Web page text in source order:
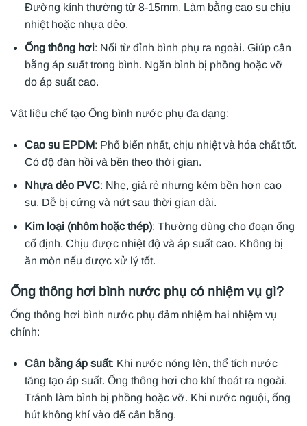
Đường kính thường từ 8-15mm. Làm bằng cao su chịu
nhiệt hoặc nhựa dẻo.
Ống thông hơi: Nối từ đỉnh bình phụ ra ngoài. Giúp cân
bằng áp suất trong bình. Ngăn bình bị phồng hoặc vỡ
do áp suất cao.
Vật liệu chế tạo Ống bình nước phụ đa dạng:
Cao su EPDM: Phổ biến nhất, chịu nhiệt và hóa chất tốt.
Có độ đàn hồi và bền theo thời gian.
Nhựa dẻo PVC: Nhẹ, giá rẻ nhưng kém bền hơn cao
su. Dễ bị cứng và nứt sau thời gian dài.
Kim loại (nhôm hoặc thép): Thường dùng cho đoạn ống
cố định. Chịu được nhiệt độ và áp suất cao. Không bị
ăn mòn nếu được xử lý tốt.
Ống thông hơi bình nước phụ có nhiệm vụ gì?
Ống thông hơi bình nước phụ đảm nhiệm hai nhiệm vụ
chính:
Cân bằng áp suất: Khi nước nóng lên, thể tích nước
tăng tạo áp suất. Ống thông hơi cho khí thoát ra ngoài.
Tránh làm bình bị phồng hoặc vỡ. Khi nước nguội, ống
hút không khí vào để cân bằng.